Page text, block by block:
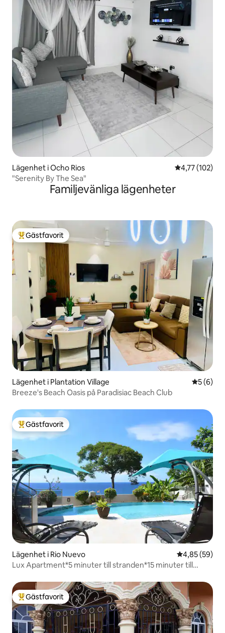
Lägenhet i Ocho Rios 4,77 av 5 i
4,77 (102)
"Serenity By The Sea"
Familjevänliga lägenheter
Populär gästfavorit
Gästfavorit
Lägenhet i Plantation Village 5 av 5 i
5 (6)
Breeze's Beach Oasis på Paradisiac Beach Club
Populär gästfavorit
Gästfavorit
Lägenhet i Rio Nuevo 4,85 av 5 i
4,85 (59)
Lux Apartment*5 minuter till stranden*15 minuter till
Populär gästfavorit
Gästfavorit